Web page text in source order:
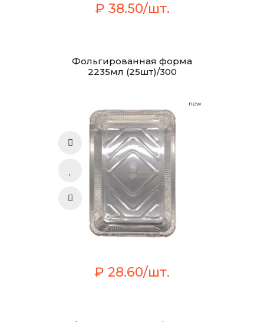
₽ 38.50/шт.
Фольгированная форма
2235мл (25шт)/300
new
₽ 28.60/шт.